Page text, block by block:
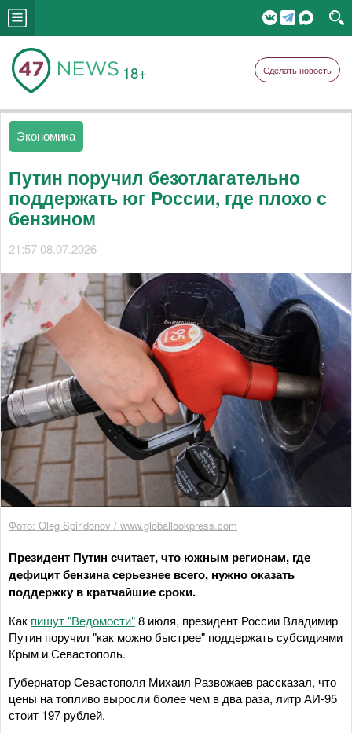
18+ Сделать новость
Экономика
Путин поручил безотлагательно
поддержать юг России, где плохо с
бензином
21:57 08.07.2026
Фото: Oleg Spiridonov / www.globallookpress.com
Президент Путин считает, что южным регионам, где
дефицит бензина серьезнее всего, нужно оказать
поддержку в кратчайшие сроки.
Как пишут "Ведомости"8 июля, президент России Владимир
Путин поручил "как можно быстрее" поддержать субсидиями
Крым и Севастополь.
Губернатор Севастополя Михаил Развожаев рассказал, что
цены на топливо выросли более чем в два раза, литр АИ-95
стоит 197 рублей.